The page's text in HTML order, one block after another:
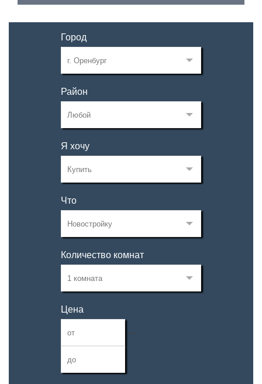
Город
Район
Я хочу
Что
Количество комнат
Цена
—